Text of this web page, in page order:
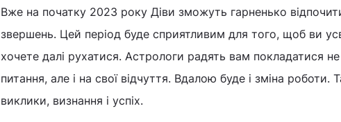
Вже на початку 2023 року Діви зможуть гарненько
звершень. Цей період буде сприятливим для того, щоб ви
хочете далі рухатися. Астрологи радять вам покладатися
питання, але і на свої відчуття. Вдалою буде і зміна роботи.
виклики, визнання і успіх.